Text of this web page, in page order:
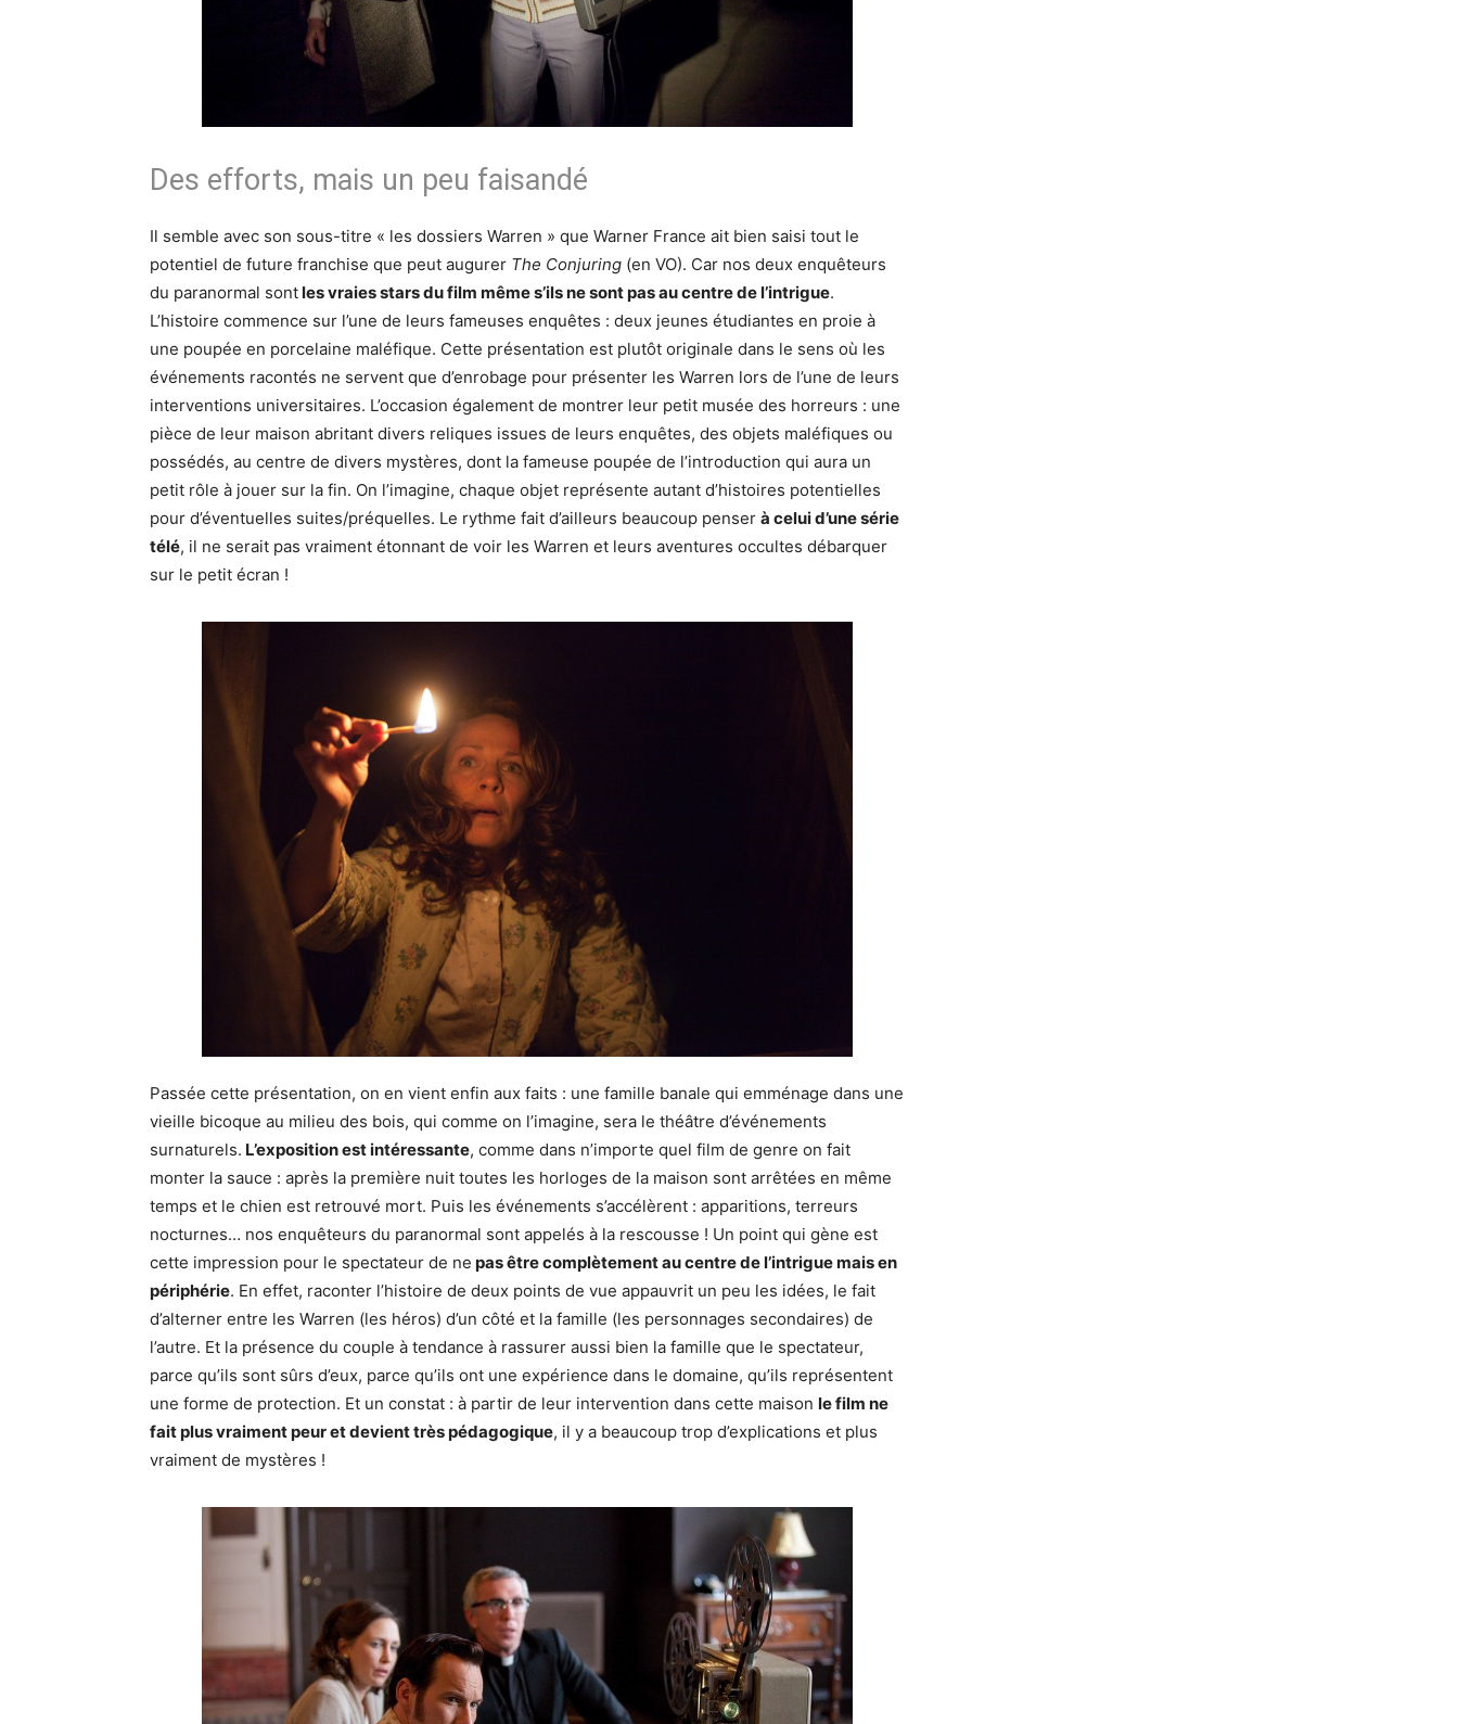
Des efforts, mais un peu faisandé
Il semble avec son sous-titre « les dossiers Warren » que Warner France ait bien saisi tout le
potentiel de future franchise que peut augurer The Conjuring (en VO). Car nos deux enquêteurs
du paranormal sontles vraies stars du film même s’ils ne sont pas au centre de l’intrigue.
L’histoire commence sur l’une de leurs fameuses enquêtes : deux jeunes étudiantes en proie à
une poupée en porcelaine maléfique. Cette présentation est plutôt originale dans le sens où les
événements racontés ne servent que d’enrobage pour présenter les Warren lors de l’une de leurs
interventions universitaires. L’occasion également de montrer leur petit musée des horreurs : une
pièce de leur maison abritant divers reliques issues de leurs enquêtes, des objets maléfiques ou
possédés, au centre de divers mystères, dont la fameuse poupée de l’introduction qui aura un
petit rôle à jouer sur la fin. On l’imagine, chaque objet représente autant d’histoires potentielles
pour d’éventuelles suites/préquelles. Le rythme fait d’ailleurs beaucoup penser à celui d’une série
télé, il ne serait pas vraiment étonnant de voir les Warren et leurs aventures occultes débarquer
sur le petit écran !
Passée cette présentation, on en vient enfin aux faits : une famille banale qui emménage dans une
vieille bicoque au milieu des bois, qui comme on l’imagine, sera le théâtre d’événements
surnaturels. L’exposition est intéressante, comme dans n’importe quel film de genre on fait
monter la sauce : après la première nuit toutes les horloges de la maison sont arrêtées en même
temps et le chien est retrouvé mort. Puis les événements s’accélèrent : apparitions, terreurs
nocturnes… nos enquêteurs du paranormal sont appelés à la rescousse ! Un point qui gène est
cette impression pour le spectateur de ne pas être complètement au centre de l’intrigue mais en
périphérie. En effet, raconter l’histoire de deux points de vue appauvrit un peu les idées, le fait
d’alterner entre les Warren (les héros) d’un côté et la famille (les personnages secondaires) de
l’autre. Et la présence du couple à tendance à rassurer aussi bien la famille que le spectateur,
parce qu’ils sont sûrs d’eux, parce qu’ils ont une expérience dans le domaine, qu’ils représentent
une forme de protection. Et un constat : à partir de leur intervention dans cette maison le film ne
fait plus vraiment peur et devient très pédagogique, il y a beaucoup trop d’explications et plus
vraiment de mystères !